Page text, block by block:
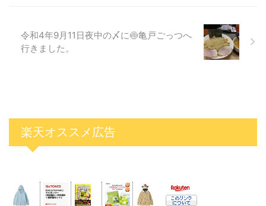
令和4年9月11日夜中の〆に🍥亀戸ごっつへ
行きました。
楽天オススメ広告